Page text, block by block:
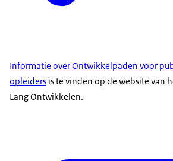
Informatie over Ontwikkelpaden voor
opleiders is te vinden op de website van
Lang Ontwikkelen.